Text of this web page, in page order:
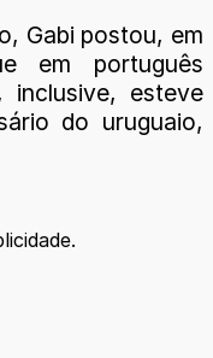
Gabi postou, em
em português
inclusive, esteve
do uruguaio,